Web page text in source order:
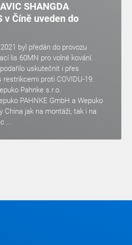
SHANGDA
v Číně uveden do
byl předán do provozu
lis 60MN pro volné kování.
uskutečnit i přes
proti COVIDU-19.
Pahnke s.r.o.
PAHNKE GmbH a Wepuko
China jak na montáži, tak i na
...